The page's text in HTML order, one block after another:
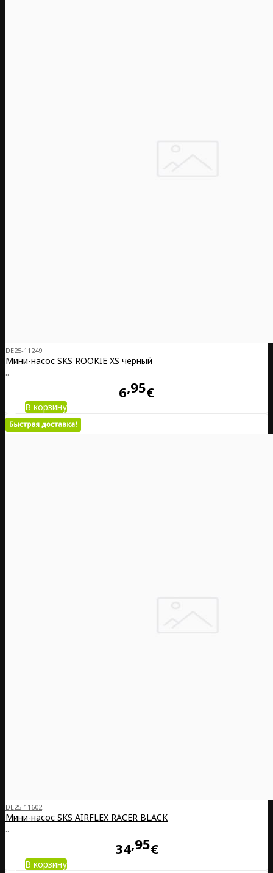
DE25-11249
Мини-насос SKS ROOKIE XS черный
..
6 95€
В корзину
DE25-11602
Мини-насос SKS AIRFLEX RACER BLACK
..
34 95€
В корзину